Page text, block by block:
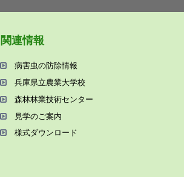
関連情報
病害⾍の防除情報
兵庫県⽴農業⼤学校
森林林業技術センター
⾒学のご案内
様式ダウンロード